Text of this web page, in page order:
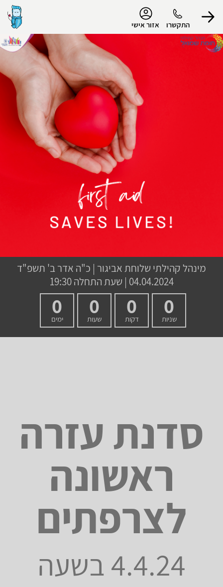
התקשרו אזור אישי
הפרופיל שלי
התנתק
מינהל קהילתי שלוחת אביגור | כ"ה אדר ב' תשפ"ד
04.04.2024 | שעת התחלה 19:30
0
שניות
0
דקות
0
שעות
0
ימים
סדנת עזרה
ראשונה
לצרפתים
4.4.24 בשעה